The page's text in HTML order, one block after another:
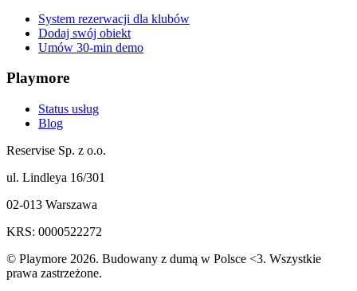
System rezerwacji dla klubów
Dodaj swój obiekt
Umów 30-min demo
Playmore
Status usług
Blog
Reservise Sp. z o.o.
ul. Lindleya 16/301
02-013 Warszawa
KRS: 0000522272
© Playmore 2026. Budowany z dumą w Polsce <3. Wszystkie
prawa zastrzeżone.